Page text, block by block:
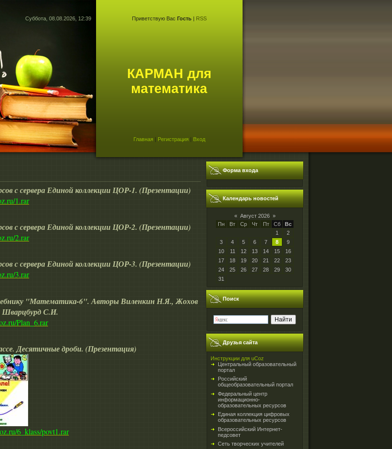
Суббота, 08.08.2026, 12:39 Приветствую Вас Гость| RSS
КАРМАН для
математика
Главная | Регистрация | Вход
с сервера Единой коллекции ЦОР-1. (Презентации)
1.rar
с сервера Единой коллекции ЦОР-2. (Презентации)
2.rar
с сервера Единой коллекции ЦОР-3. (Презентации)
3.rar
"Математика-6". Авторы Виленкин Н.Я., Жохов
Шварцбурд С.И.
Plan_6.rar
Десятичные дроби. (Презентация)
6_klass/povt1.rar
Форма входа
Календарь новостей
« Август 2026 »
Пн
Вт Ср Чт Пт Сб
Вс
1
2
3
4 5 6 7 8
9
10
11 12 13 14 15
16
17
18 19 20 21 22
23
24
25 26 27 28 29
30
31
Поиск
Друзья сайта
Инструкции для uCoz
Центральный образовательный
портал
Российский
общеобразовательный портал
Федеральный центр
информационно-
образовательных ресурсов
Единая коллекция цифровых
образовательных ресурсов
Всероссийский Интернет-
педсовет
Сеть творческих учителей